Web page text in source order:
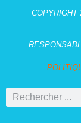
COPYRIGHT